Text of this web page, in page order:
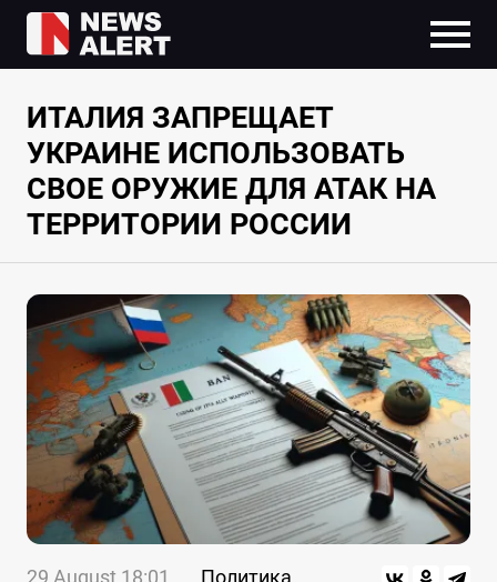
ИТАЛИЯ ЗАПРЕЩАЕТ
УКРАИНЕ ИСПОЛЬЗОВАТЬ
СВОЕ ОРУЖИЕ ДЛЯ АТАК НА
ТЕРРИТОРИИ РОССИИ
29 August 18:01 Политика